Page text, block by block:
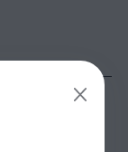
úpravy, k
na